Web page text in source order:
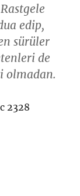
edip,
sürüler
de
olmadan.
2328